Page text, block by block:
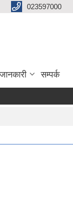
023597000
सम्पर्क